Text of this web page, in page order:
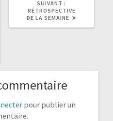
SUIVANT :
RÉTROSPECTIVE
DE LA SEMAINE
pour publier un